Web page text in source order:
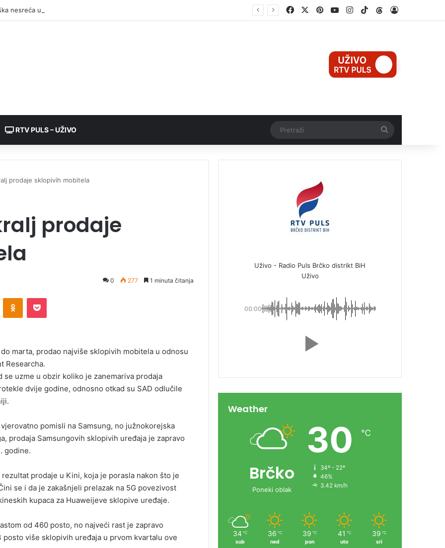
FacebookPinterestYouTubeInstagram
TikTokThreads
RTV PULS – UŽIVO
prodaje sklopivih mobitela
prodaje
0 277 1 minuta čitanja
marta, prodao najviše sklopivih mobitela u odnosu
Researcha.
uzme u obzir koliko je zanemariva prodaja
dvije godine, odnosno otkad su SAD odlučile
pomisli na Samsung, no južnokorejska
prodaja Samsungovih sklopivih uređaja je zapravo
godine.
prodaje u Kini, koja je porasla nakon što je
se i da je zakašnjeli prelazak na 5G povezivost
kupaca za Huaweijeve sklopive uređaje.
od 460 posto, no najveći rast je zapravo
više sklopivih uređaja u prvom kvartalu ove
Uživo - Radio Puls Brčko distrikt BiH
Uživo
00:00
Weather
Brčko
Poneki oblak
30 ℃
34º - 22º
46%
3.42 km/h
34 ℃
sub
36 ℃
ned
39 ℃
pon
41 ℃
uto
39 ℃
sri